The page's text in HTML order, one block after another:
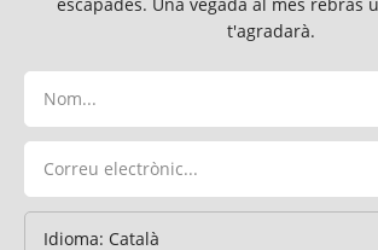
t'agradarà.